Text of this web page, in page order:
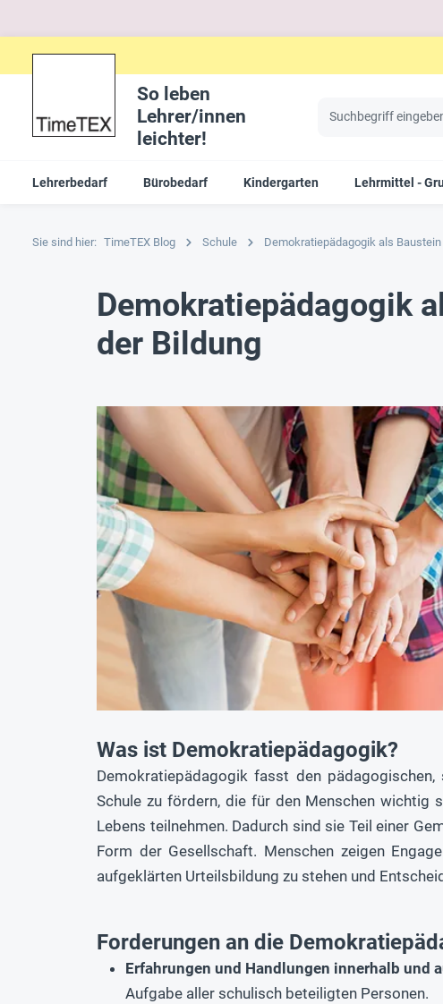
So leben
Lehrer/innen
leichter!
Lehrerbedarf Bürobedarf Kindergarten Lehrmittel -
Sie sind hier: TimeTEX Blog Schule Demokratiepädagogik als
Demokratiepädagogik
der Bildung
Was ist Demokratiepädagogik?
Demokratiepädagogik fasst den
Schule zu fördern, die für den Menschen wichtig
Lebens teilnehmen. Dadurch sind sie Teil einer
Form der Gesellschaft. Menschen zeigen
aufgeklärten Urteilsbildung zu stehen und
Forderungen an die
Erfahrungen und Handlungen innerhalb und
Aufgabe aller schulisch beteiligten Personen.